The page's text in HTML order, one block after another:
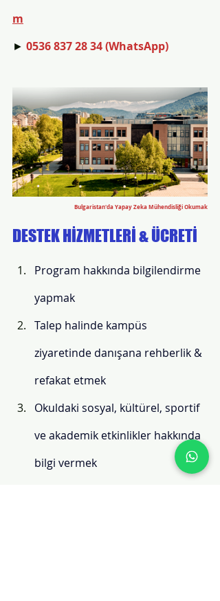
m
► 0536 837 28 34 (WhatsApp)
Bulgaristan'da Yapay Zeka Mühendisliği Okumak
DESTEK HİZMETLERİ & ÜCRETİ
Program hakkında bilgilendirme
yapmak
Talep halinde kampüs
ziyaretinde danışana rehberlik &
refakat etmek
Okuldaki sosyal, kültürel, sportif
ve akademik etkinlikler hakkında
bilgi vermek